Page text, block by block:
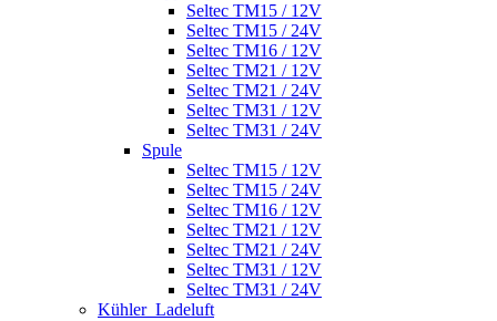
Seltec TM15 / 12V
Seltec TM15 / 24V
Seltec TM16 / 12V
Seltec TM21 / 12V
Seltec TM21 / 24V
Seltec TM31 / 12V
Seltec TM31 / 24V
Spule
Seltec TM15 / 12V
Seltec TM15 / 24V
Seltec TM16 / 12V
Seltec TM21 / 12V
Seltec TM21 / 24V
Seltec TM31 / 12V
Seltec TM31 / 24V
Kühler_Ladeluft